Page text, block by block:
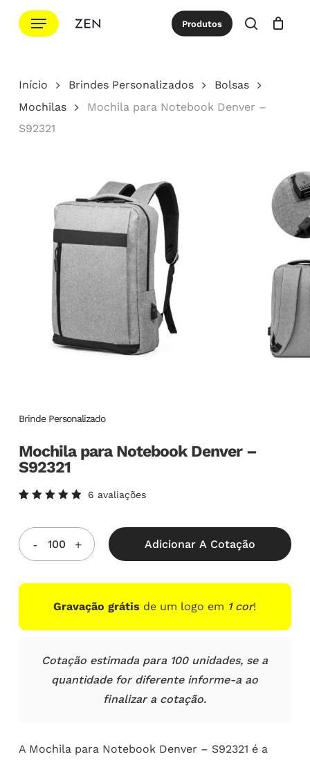
para
principal
Menu Produtos
procurar
Cotação Close
Início Brindes Personalizados
Bolsas
Mochilas
Mochila para Notebook Denver –
S92321
Brinde Personalizado
Mochila para Notebook Denver –
S92321
5.00de
5, com
baseado
em
clientes
6 avaliações
Adicionar A Cotação
Gravação grátis de um logo em 1 cor!
Cotação estimada para 100 unidades, se a
quantidade for diferente informe-a ao
finalizar a cotação.
A Mochila para Notebook Denver – S92321 é a